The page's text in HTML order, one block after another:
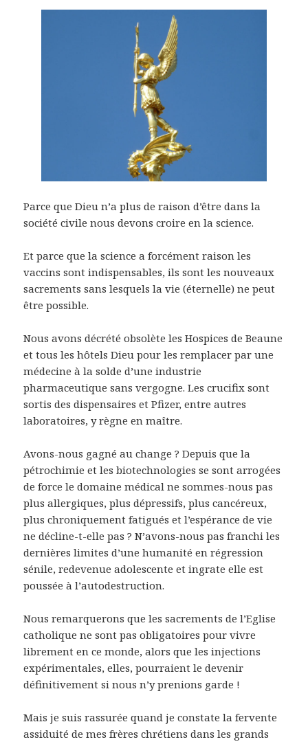
Parce que Dieu n’a plus de raison d’être dans la
société civile nous devons croire en la science.
Et parce que la science a forcément raison les
vaccins sont indispensables, ils sont les nouveaux
sacrements sans lesquels la vie (éternelle) ne peut
être possible.
Nous avons décrété obsolète les Hospices de Beaune
et tous les hôtels Dieu pour les remplacer par une
médecine à la solde d’une industrie
pharmaceutique sans vergogne. Les crucifix sont
sortis des dispensaires et Pfizer, entre autres
laboratoires, y règne en maître.
Avons-nous gagné au change ? Depuis que la
pétrochimie et les biotechnologies se sont arrogées
de force le domaine médical ne sommes-nous pas
plus allergiques, plus dépressifs, plus cancéreux,
plus chroniquement fatigués et l’espérance de vie
ne décline-t-elle pas ? N’avons-nous pas franchi les
dernières limites d’une humanité en régression
sénile, redevenue adolescente et ingrate elle est
poussée à l’autodestruction.
Nous remarquerons que les sacrements de l’Eglise
catholique ne sont pas obligatoires pour vivre
librement en ce monde, alors que les injections
expérimentales, elles, pourraient le devenir
définitivement si nous n’y prenions garde !
Mais je suis rassurée quand je constate la fervente
assiduité de mes frères chrétiens dans les grands